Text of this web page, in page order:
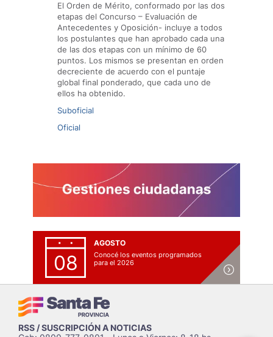
El Orden de Mérito, conformado por las dos
etapas del Concurso – Evaluación de
Antecedentes y Oposición- incluye a todos
los postulantes que han aprobado cada una
de las dos etapas con un mínimo de 60
puntos. Los mismos se presentan en orden
decreciente de acuerdo con el puntaje
global final ponderado, que cada uno de
ellos ha obtenido.
Suboficial
Oficial
08
AGOSTO
Conocé los eventos programados
para el 2026
RSS / SUSCRIPCIÓN A NOTICIAS